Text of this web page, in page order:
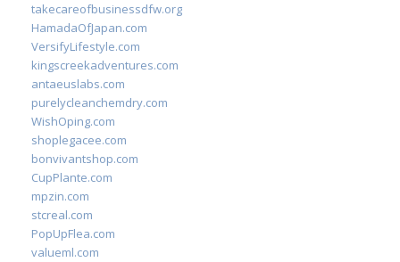
takecareofbusinessdfw.org
HamadaOfJapan.com
VersifyLifestyle.com
kingscreekadventures.com
antaeuslabs.com
purelycleanchemdry.com
WishOping.com
shoplegacee.com
bonvivantshop.com
CupPlante.com
mpzin.com
stcreal.com
PopUpFlea.com
valueml.com